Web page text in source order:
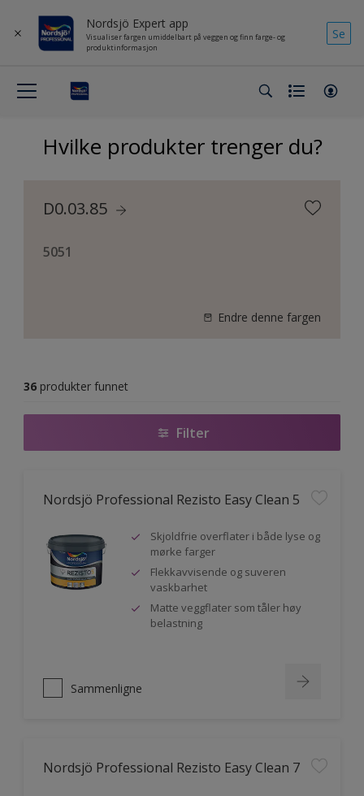
Nordsjö Expert app
Visualiser fargen umiddelbart på veggen og finn farge- og
produktinformasjon
Se
Hvilke produkter trenger du?
D0.03.85
5051
Endre denne fargen
36 produkter funnet
Filter
Nordsjö Professional Rezisto Easy Clean 5
Skjoldfrie overflater i både lyse og
mørke farger
Flekkavvisende og suveren
vaskbarhet
Matte veggflater som tåler høy
belastning
Sammenligne
Nordsjö Professional Rezisto Easy Clean 7